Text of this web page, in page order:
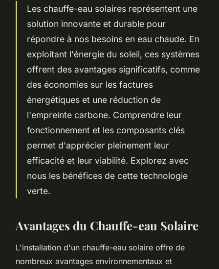
Les chauffe-eau solaires représentent une
solution innovante et durable pour
répondre à nos besoins en eau chaude. En
exploitant l'énergie du soleil, ces systèmes
offrent des avantages significatifs, comme
des économies sur les factures
énergétiques et une réduction de
l'empreinte carbone. Comprendre leur
fonctionnement et les composants clés
permet d'apprécier pleinement leur
efficacité et leur viabilité. Explorez avec
nous les bénéfices de cette technologie
verte.
Avantages du Chauffe-eau Solaire
L'installation d'un chauffe-eau solaire offre de
nombreux avantages environnementaux et